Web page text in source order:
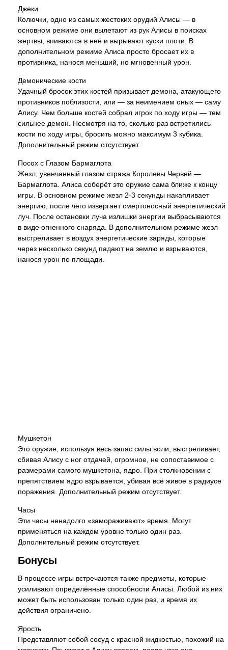
Джеки
Колючки, одно из самых жестоких орудий Алисы — в
основном режиме они вылетают из рук Алисы в поисках
жертвы, впиваются в неё и вырывают куски плоти. В
дополнительном режиме Алиса просто бросает их в
противника, нанося меньший, но мгновенный урон.
Демонические кости
Удачный бросок этих костей призывает демона, атакующего
противников поблизости, или — за неимением оных — саму
Алису. Чем больше костей собрал игрок по ходу игры — тем
сильнее демон. Несмотря на то, сколько раз встретились
кости по ходу игры, бросить можно максимум 3 кубика.
Дополнительный режим отсутствует.
Посох с Глазом Бармаглота
Жезл, увенчанный глазом стража Королевы Червей —
Бармаглота. Алиса соберёт это оружие сама ближе к концу
игры. В основном режиме жезл 2-3 секунды накапливает
энергию, после чего извергает смертоносный энергетический
луч. После остановки луча излишки энергии выбрасываются
в виде огненного снаряда. В дополнительном режиме жезл
выстреливает в воздух энергетические заряды, которые
через несколько секунд падают на землю и взрываются,
нанося урон по площади.
Мушкетон
Это оружие, используя весь запас силы воли, выстреливает,
сбивая Алису с ног отдачей, огромное, не сопоставимое с
размерами самого мушкетона, ядро. При столкновении с
препятствием ядро взрывается, убивая всё живое в радиусе
поражения. Дополнительный режим отсутствует.
Часы
Эти часы ненадолго «замораживают» время. Могут
применяться на каждом уровне только один раз.
Дополнительный режим отсутствует.
Бонусы
В процессе игры встречаются также предметы, которые
усиливают определённые способности Алисы. Любой из них
может быть использован только один раз, и время их
действия ограничено.
Ярость
Представляют собой сосуд с красной жидкостью, похожий на